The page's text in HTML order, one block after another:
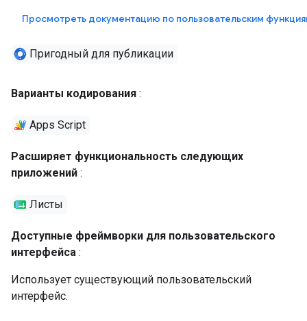
Просмотреть документацию по пользовательским
Пригодный для публикации
Варианты кодирования :
Apps Script
Расширяет функциональность следующих
приложений :
Листы
Доступные фреймворки для пользовательского
интерфейса :
Использует существующий пользовательский
интерфейс.